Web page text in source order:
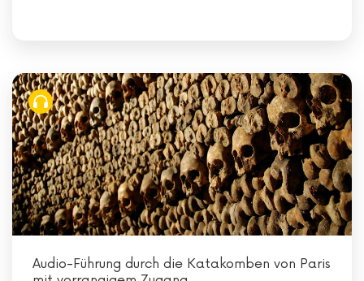
Audio-Führung durch die Katakomben von Paris